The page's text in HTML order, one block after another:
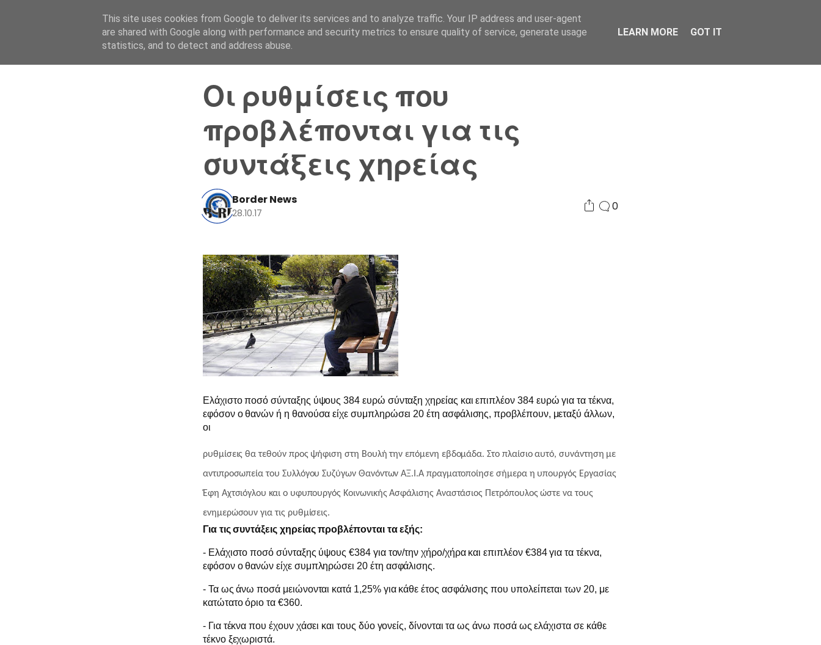
Αρχική Σελίδα Ελλάδα Συνδικαλισμός Σ.Α. Επικοινωνία Κόσμος
Οι ρυθμίσεις που
προβλέπονται για τις
συντάξεις χηρείας
Border News
28.10.17
0
Ελάχιστο ποσό σύνταξης ύψους 384 ευρώ σύνταξη χηρείας και επιπλέον 384 ευρώ για τα τέκνα,
εφόσον ο θανών ή η θανούσα είχε συμπληρώσει 20 έτη ασφάλισης, προβλέπουν, μεταξύ άλλων,
οι
ρυθμίσεις θα τεθούν προς ψήφιση στη Βουλή την επόμενη εβδομάδα. Στο πλαίσιο αυτό, συνάντηση με
αντιπροσωπεία του Συλλόγου Συζύγων Θανόντων ΑΞ.Ι.Α πραγματοποίησε σήμερα η υπουργός Εργασίας
Έφη Αχτσιόγλου και ο υφυπουργός Κοινωνικής Ασφάλισης Αναστάσιος Πετρόπουλος ώστε να τους
ενημερώσουν για τις ρυθμίσεις.
Για τις συντάξεις χηρείας προβλέπονται τα εξής:
- Ελάχιστο ποσό σύνταξης ύψους €384 για τον/την χήρο/χήρα και επιπλέον €384 για τα τέκνα,
εφόσον ο θανών είχε συμπληρώσει 20 έτη ασφάλισης.
- Τα ως άνω ποσά μειώνονται κατά 1,25% για κάθε έτος ασφάλισης που υπολείπεται των 20, με
κατώτατο όριο τα €360.
- Για τέκνα που έχουν χάσει και τους δύο γονείς, δίνονται τα ως άνω ποσά ως ελάχιστα σε κάθε
τέκνο ξεχωριστά.
This site uses cookies from Google to deliver its services and to analyze traffic. Your IP address and user-agent
are shared with Google along with performance and security metrics to ensure quality of service, generate usage
statistics, and to detect and address abuse.
LEARN MORE GOT IT